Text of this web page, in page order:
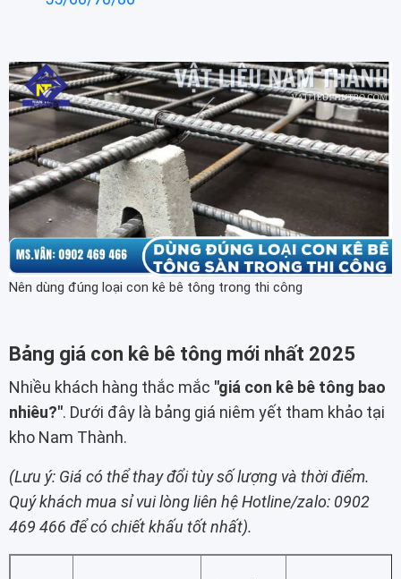
Nên dùng đúng loại con kê bê tông trong thi công
Bảng giá con kê bê tông mới nhất 2025
Nhiều khách hàng thắc mắc "giá con kê bê tông bao
nhiêu?". Dưới đây là bảng giá niêm yết tham khảo tại
kho Nam Thành.
(Lưu ý: Giá có thể thay đổi tùy số lượng và thời điểm.
Quý khách mua sỉ vui lòng liên hệ Hotline/zalo: 0902
469 466 để có chiết khấu tốt nhất).